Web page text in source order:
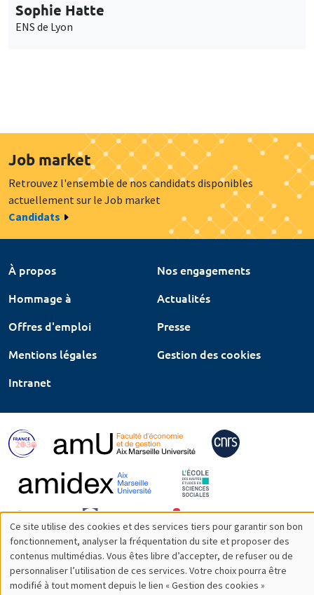
Sophie Hatte
ENS de Lyon
Job market
Retrouvez l'ensemble de nos candidats disponibles
actuellement sur le Job market
Candidats
À propos
Nos engagements
Hommage à
Actualités
Offres d'emploi
Presse
Mentions légales
Gestion des cookies
Intranet
Utilisation
des
Ce site utilise des cookies et des services tiers pour garantir son bon
fonctionnement, analyser la fréquentation du site et proposer des
contenus multimédias. Vous êtes libre d’accepter, de refuser ou de
personnaliser l’utilisation de ces services. Votre choix pourra être
modifié à tout moment depuis le lien « Gestion des cookies »